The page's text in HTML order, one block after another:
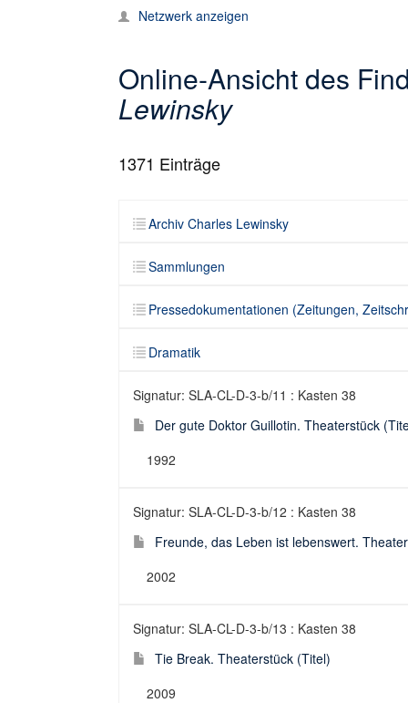
Netzwerk anzeigen
Online-Ansicht des
Lewinsky
1371 Einträge
Archiv Charles Lewinsky
Sammlungen
Pressedokumentationen (Zeitungen,
Dramatik
Signatur: SLA-CL-D-3-b/11 : Kasten 38
Der gute Doktor Guillotin. Theaterstück
1992
Signatur: SLA-CL-D-3-b/12 : Kasten 38
Freunde, das Leben ist lebenswert.
2002
Signatur: SLA-CL-D-3-b/13 : Kasten 38
Tie Break. Theaterstück (Titel)
2009